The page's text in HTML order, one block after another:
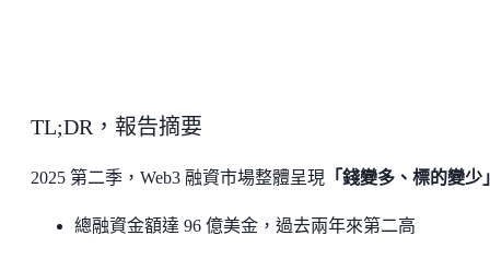
TL;DR，報告摘要
2025 第二季，Web3 融資市場整體呈現 「錢變多、標的變少
總融資金額達 96 億美金，過去兩年來第二高